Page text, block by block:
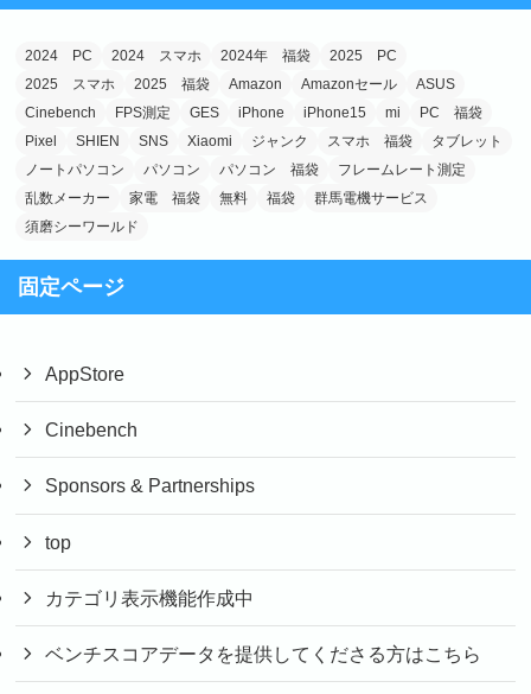
2024 PC 2024 スマホ 2024年 福袋
2025 PC
2025 スマホ
2025 福袋 Amazon Amazonセール
ASUS
Cinebench
FPS測定 GES iPhone iPhone15 mi
PC 福袋
Pixel
SHIEN SNS Xiaomi ジャンク スマホ 福袋
タブレット
ノートパソコン
パソコン パソコン 福袋
フレームレート測定
乱数メーカー
家電 福袋 無料 福袋
群馬電機サービス
須磨シーワールド
固定ページ
AppStore
Cinebench
Sponsors & Partnerships
top
カテゴリ表示機能作成中
ベンチスコアデータを提供してくださる方はこちら